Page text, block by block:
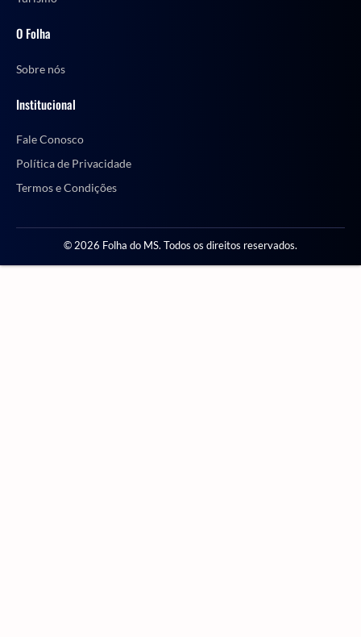
O Folha
Sobre nós
Institucional
Fale Conosco
Política de Privacidade
Termos e Condições
© 2026 Folha do MS. Todos os direitos reservados.